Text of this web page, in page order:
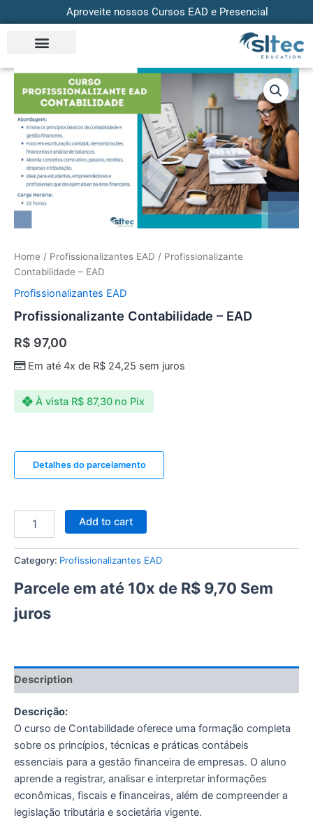
to
content
Aproveite nossos Cursos EAD e Presencial
Home / Profissionalizantes EAD / Profissionalizante
Contabilidade – EAD
Profissionalizantes EAD
Profissionalizante Contabilidade – EAD
R$ 97,00
Em até 4x de R$24,25 sem juros
À vista R$87,30 no Pix
Detalhes do parcelamento
Profissionalizante
Contabilidade
EAD
quantity
Add to cart
Category: Profissionalizantes EAD
Parcele em até 10x de R$ 9,70 Sem
juros
Description
Descrição:
O curso de Contabilidade oferece uma formação completa
sobre os princípios, técnicas e práticas contábeis
essenciais para a gestão financeira de empresas. O aluno
aprende a registrar, analisar e interpretar informações
econômicas, fiscais e financeiras, além de compreender a
legislação tributária e societária vigente.